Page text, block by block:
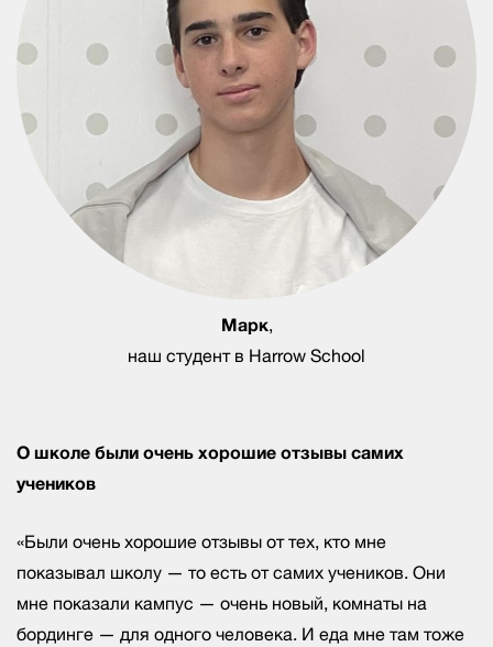
Марк,
наш студент в Harrow School
О школе были очень хорошие отзывы самих
учеников
«Были очень хорошие отзывы от тех, кто мне
показывал школу — то есть от самих учеников. Они
мне показали кампус — очень новый, комнаты на
бординге — для одного человека. И еда мне там тоже